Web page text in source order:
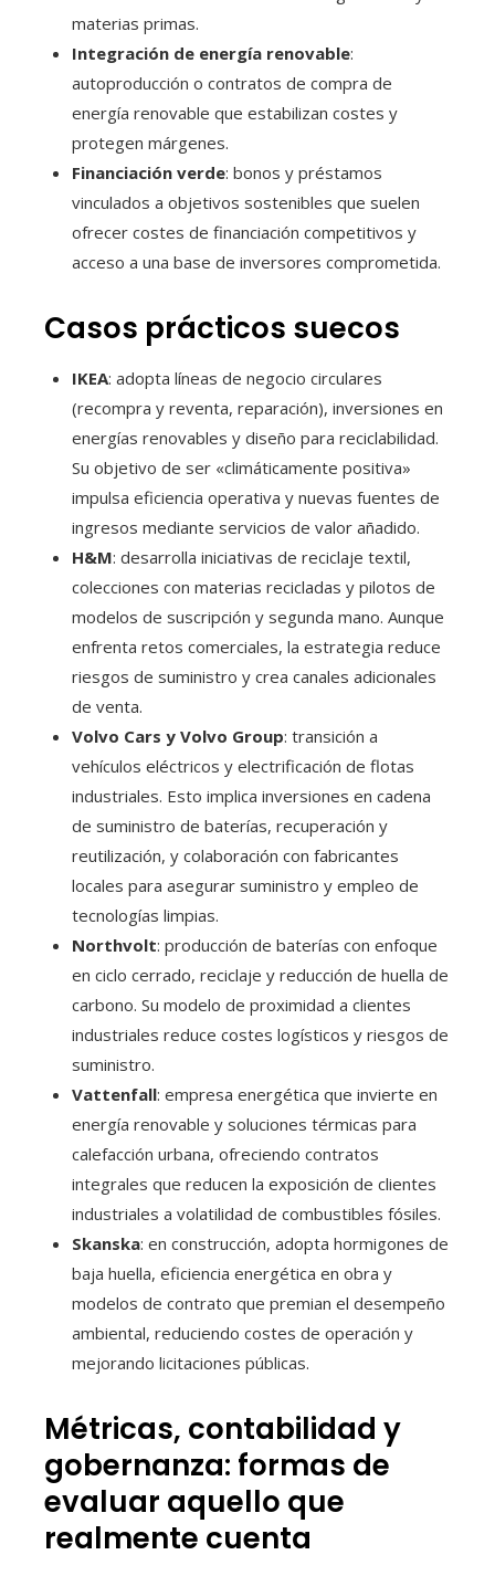
materias primas.
Integración de energía renovable:
autoproducción o contratos de compra de
energía renovable que estabilizan costes y
protegen márgenes.
Financiación verde: bonos y préstamos
vinculados a objetivos sostenibles que suelen
ofrecer costes de financiación competitivos y
acceso a una base de inversores comprometida.
Casos prácticos suecos
IKEA: adopta líneas de negocio circulares
(recompra y reventa, reparación), inversiones en
energías renovables y diseño para reciclabilidad.
Su objetivo de ser «climáticamente positiva»
impulsa eficiencia operativa y nuevas fuentes de
ingresos mediante servicios de valor añadido.
H&M: desarrolla iniciativas de reciclaje textil,
colecciones con materias recicladas y pilotos de
modelos de suscripción y segunda mano. Aunque
enfrenta retos comerciales, la estrategia reduce
riesgos de suministro y crea canales adicionales
de venta.
Volvo Cars y Volvo Group: transición a
vehículos eléctricos y electrificación de flotas
industriales. Esto implica inversiones en cadena
de suministro de baterías, recuperación y
reutilización, y colaboración con fabricantes
locales para asegurar suministro y empleo de
tecnologías limpias.
Northvolt: producción de baterías con enfoque
en ciclo cerrado, reciclaje y reducción de huella de
carbono. Su modelo de proximidad a clientes
industriales reduce costes logísticos y riesgos de
suministro.
Vattenfall: empresa energética que invierte en
energía renovable y soluciones térmicas para
calefacción urbana, ofreciendo contratos
integrales que reducen la exposición de clientes
industriales a volatilidad de combustibles fósiles.
Skanska: en construcción, adopta hormigones de
baja huella, eficiencia energética en obra y
modelos de contrato que premian el desempeño
ambiental, reduciendo costes de operación y
mejorando licitaciones públicas.
Métricas, contabilidad y
gobernanza: formas de
evaluar aquello que
realmente cuenta